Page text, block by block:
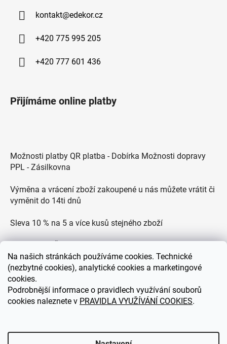
Na našich stránkách používáme cookies. Technické
(nezbytné cookies), analytické cookies a marketingové
cookies.
Podrobnější informace o pravidlech využívání souborů
cookies naleznete v PRAVIDLA VYUŽÍVÁNÍ COOKIES.
kontakt@edekor.cz
+420 775 995 205
+420 777 601 436
Přijímáme online platby
Možnosti platby QR platba - Dobírka Možnosti dopravy
PPL - Zásilkovna
Výměna a vrácení zboží zakoupené u nás můžete vrátit či
vyměnit do 14ti dnů
Sleva 10 % na 5 a více kusů stejného zboží
Zákaznická podpora každý všední den od 9.00 do 18.00
hodin
eDEKOR.cz